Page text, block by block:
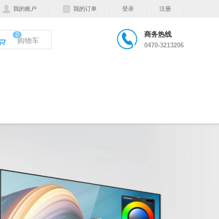
我的账户 我的订单 登录 注册
购物车
0 商务热线
0470-3213206